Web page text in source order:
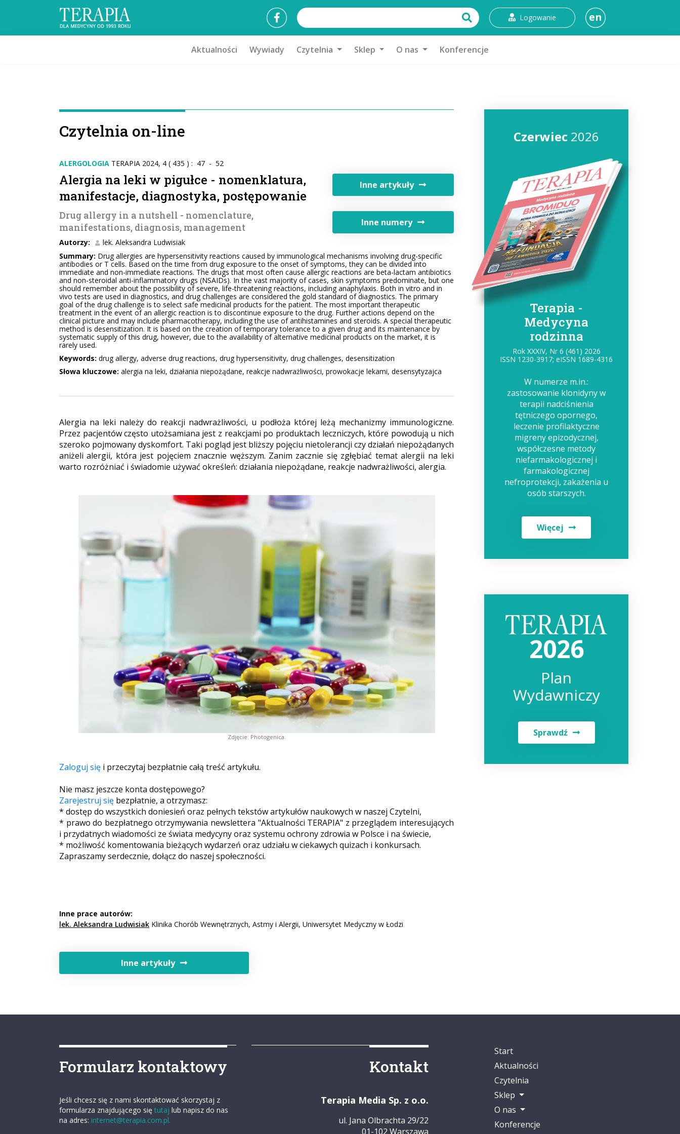
Logowanie en
Aktualności Wywiady Czytelnia Sklep O nas Konferencje
Czytelnia on-line
ALERGOLOGIA TERAPIA 2024, 4 ( 435 ) : 47 - 52
Alergia na leki w pigułce - nomenklatura,
manifestacje, diagnostyka, postępowanie
Drug allergy in a nutshell - nomenclature,
manifestations, diagnosis, management
Autorzy: lek. Aleksandra Ludwisiak
Inne artykuły
Inne numery
Summary: Drug allergies are hypersensitivity reactions caused by immunological mechanisms involving drug-specific
antibodies or T cells. Based on the time from drug exposure to the onset of symptoms, they can be divided into
immediate and non-immediate reactions. The drugs that most often cause allergic reactions are beta-lactam antibiotics
and non-steroidal anti-inflammatory drugs (NSAIDs). In the vast majority of cases, skin symptoms predominate, but one
should remember about the possibility of severe, life-threatening reactions, including anaphylaxis. Both in vitro and in
vivo tests are used in diagnostics, and drug challenges are considered the gold standard of diagnostics. The primary
goal of the drug challenge is to select safe medicinal products for the patient. The most important therapeutic
treatment in the event of an allergic reaction is to discontinue exposure to the drug. Further actions depend on the
clinical picture and may include pharmacotherapy, including the use of antihistamines and steroids. A special therapeutic
method is desensitization. It is based on the creation of temporary tolerance to a given drug and its maintenance by
systematic supply of this drug, however, due to the availability of alternative medicinal products on the market, it is
rarely used.
Keywords: drug allergy, adverse drug reactions, drug hypersensitivity, drug challenges, desensitization
Słowa kluczowe: alergia na leki, działania niepożądane, reakcje nadwrażliwości, prowokacje lekami, desensytyzajca
Alergia na leki należy do reakcji nadwrażliwości, u podłoża której leżą mechanizmy immunologiczne.
Przez pacjentów często utożsamiana jest z reakcjami po produktach leczniczych, które powodują u nich
szeroko pojmowany dyskomfort. Taki pogląd jest bliższy pojęciu nietolerancji czy działań niepożądanych
aniżeli alergii, która jest pojęciem znacznie węższym. Zanim zacznie się zgłębiać temat alergii na leki
warto rozróżniać i świadomie używać określeń: działania niepożądane, reakcje nadwrażliwości, alergia.
Zdjęcie: Photogenica.
Zaloguj się i przeczytaj bezpłatnie całą treść artykułu.
Nie masz jeszcze konta dostępowego?
Zarejestruj się bezpłatnie, a otrzymasz:
* dostęp do wszystkich doniesień oraz pełnych tekstów artykułów naukowych w naszej Czytelni,
* prawo do bezpłatnego otrzymywania newslettera "Aktualności TERAPIA" z przeglądem interesujących
i przydatnych wiadomości ze świata medycyny oraz systemu ochrony zdrowia w Polsce i na świecie,
* możliwość komentowania bieżących wydarzeń oraz udziału w ciekawych quizach i konkursach.
Zapraszamy serdecznie, dołącz do naszej społeczności.
Inne prace autorów:
lek. Aleksandra Ludwisiak Klinika Chorób Wewnętrznych, Astmy i Alergii, Uniwersytet Medyczny w Łodzi
Inne artykuły
Czerwiec 2026
Terapia -
Medycyna
rodzinna
Rok XXXIV, Nr 6 (461) 2026
ISSN 1230-3917; eISSN 1689-4316
W numerze m.in.:
zastosowanie klonidyny w
terapii nadciśnienia
tętniczego opornego,
leczenie profilaktyczne
migreny epizodycznej,
współczesne metody
niefarmakologicznej i
farmakologicznej
nefroprotekcji, zakażenia u
osób starszych.
Więcej
2026
Plan
Wydawniczy
Sprawdź
Formularz kontaktowy
Jeśli chcesz się z nami skontaktować skorzystaj z
formularza znajdującego się tutaj lub napisz do nas
na adres: internet@terapia.com.pl.
Kontakt
Terapia Media Sp. z o.o.
ul. Jana Olbrachta 29/22
01-102 Warszawa
Start
Aktualności
Czytelnia
Sklep
O nas
Konferencje